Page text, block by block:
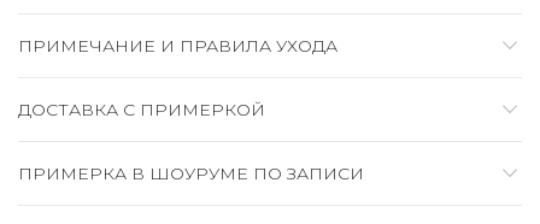
ПРИМЕЧАНИЕ И ПРАВИЛА УХОДА
ДОСТАВКА C ПРИМЕРКОЙ
ПРИМЕРКА В ШОУРУМЕ ПО ЗАПИСИ